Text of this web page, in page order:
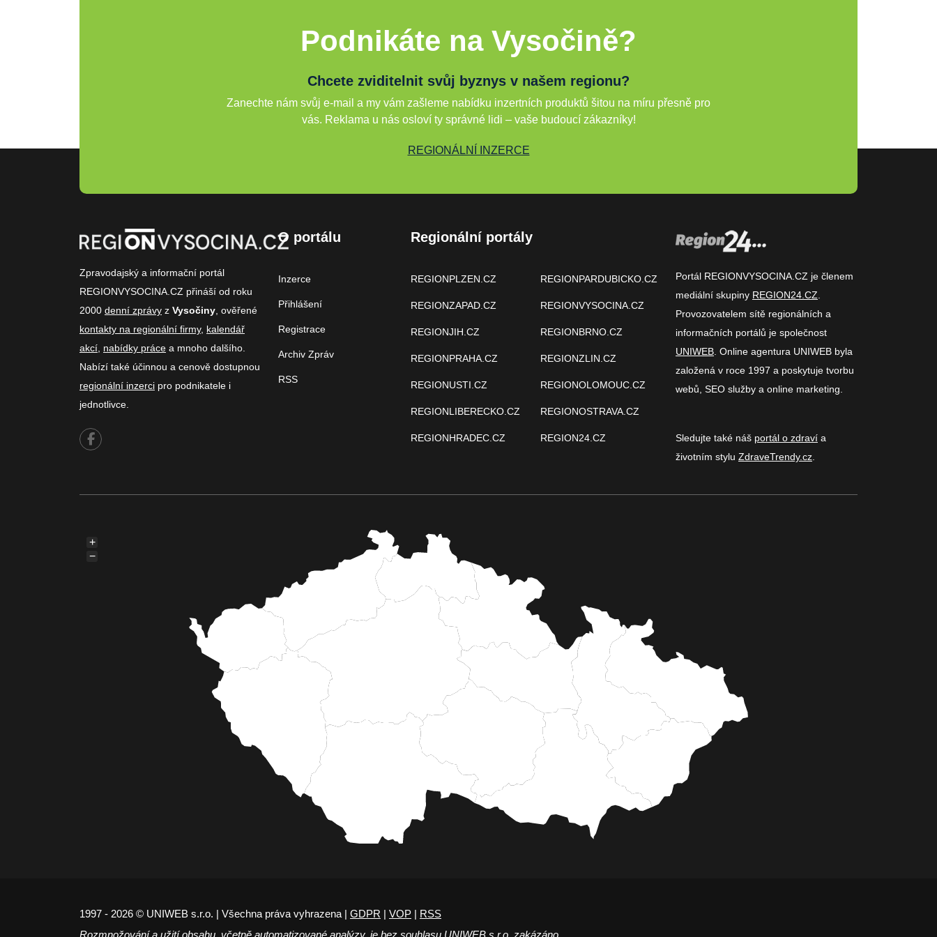
Podnikáte na Vysočině?
Chcete zviditelnit svůj byznys v našem regionu?
Zanechte nám svůj e-mail a my vám zašleme nabídku inzertních produktů šitou na míru přesně pro
vás. Reklama u nás osloví ty správné lidi – vaše budoucí zákazníky!
REGIONÁLNÍ INZERCE
Zpravodajský a informační portál
REGIONVYSOCINA.CZ přináší od roku
2000 denní zprávy z Vysočiny , ověřené
kontakty na regionální firmy, kalendář
akcí nabídky práce a mnoho dalšího.
Nabízí také účinnou a cenově dostupnou
regionální inzerci pro podnikatele i
jednotlivce.
O portálu
Inzerce
Přihlášení
Registrace
Archiv Zpráv
RSS
Regionální portály
REGIONPLZEN.CZ
REGIONZAPAD.CZ
REGIONJIH.CZ
REGIONPRAHA.CZ
REGIONUSTI.CZ
REGIONLIBERECKO.CZ
REGIONHRADEC.CZ
REGIONPARDUBICKO.CZ
REGIONVYSOCINA.CZ
REGIONBRNO.CZ
REGIONZLIN.CZ
REGIONOLOMOUC.CZ
REGIONOSTRAVA.CZ
REGION24.CZ
Portál REGIONVYSOCINA.CZ je členem
mediální skupiny REGION24.CZ
Provozovatelem sítě regionálních a
informačních portálů je společnost
UNIWEB . Online agentura UNIWEB byla
založená v roce 1997 a poskytuje tvorbu
webů, SEO služby a online marketing.
Sledujte také náš portál o zdraví a
životním stylu ZdraveTrendy.cz
+
−
1997 - 2026 © UNIWEB s.r.o. | Všechna práva vyhrazena | GDPR | VOP | RSS
Rozmnožování a užití obsahu, včetně automatizované analýzy, je bez souhlasu UNIWEB s.r.o. zakázáno.